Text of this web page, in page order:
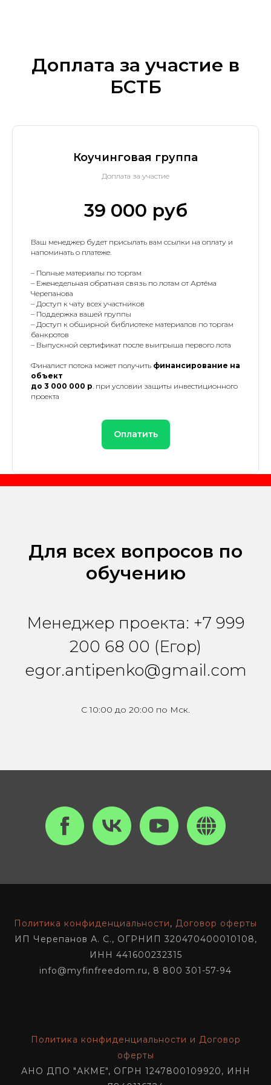
Доплата за участие в
БСТБ
Коучинговая группа
Доплата за участие
39 000 руб
Ваш менеджер будет присылать вам ссылки на оплату и
напоминать о платеже.
– Полные материалы по торгам
– Еженедельная обратная связь по лотам от Артёма
Черепанова
– Доступ к чату всех участников
– Поддержка вашей группы
– Доступ к обширной библиотеке материалов по торгам
банкротов
– Выпускной сертификат после выигрыша первого лота
Финалист потока может получить финансирование на
объект
до 3 000 000 р. при условии защиты инвестиционного
проекта
Оплатить
Для всех вопросов по
обучению
Менеджер проекта: +7 999
200 68 00 (Егор)
egor.antipenko@gmail.com
С 10:00 до 20:00 по Мск.
Политика конфиденциальности, Договор оферты
ИП Черепанов А. С., ОГРНИП 320470400010108,
ИНН 441600232315
info@myfinfreedom.ru, 8 800 301-57-94
Политика конфиденциальности и Договор
оферты
АНО ДПО "АКМЕ", ОГРН 1247800109920, ИНН